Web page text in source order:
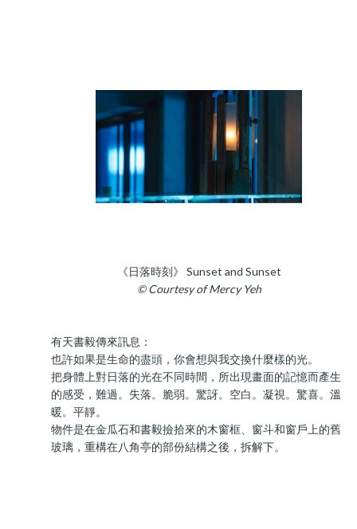
《日落時刻》 Sunset and Sunset
© Courtesy of Mercy Yeh
有天書毅傳來訊息：
也許如果是生命的盡頭，你會想與我交換什麼樣的光。
把身體上對日落的光在不同時間，所出現畫面的記憶而產生
的感受，難過。失落。脆弱。驚訝。空白。凝視。驚喜。溫
暖。平靜。
物件是在金瓜石和書毅撿拾來的木窗框、窗斗和窗戶上的舊
玻璃，重構在八角亭的部份結構之後，拆解下。